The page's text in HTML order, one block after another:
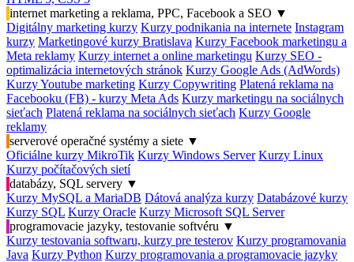
internet marketing a reklama, PPC, Facebook a SEO ▼
Digitálny marketing kurzy Kurzy podnikania na internete Instagram
kurzy Marketingové kurzy Bratislava Kurzy Facebook marketingu a
Meta reklamy Kurzy internet a online marketingu Kurzy SEO -
optimalizácia internetových stránok Kurzy Google Ads (AdWords)
Kurzy Youtube marketing Kurzy Copywriting Platená reklama na
Facebooku (FB) - kurzy Meta Ads Kurzy marketingu na sociálnych
sieťach Platená reklama na sociálnych sieťach Kurzy Google
reklamy
serverové operačné systémy a siete ▼
Oficiálne kurzy MikroTik Kurzy Windows Server Kurzy Linux
Kurzy počítačových sietí
databázy, SQL servery ▼
Kurzy MySQL a MariaDB Dátová analýza kurzy Databázové kurzy
Kurzy SQL Kurzy Oracle Kurzy Microsoft SQL Server
programovacie jazyky, testovanie softvéru ▼
Kurzy testovania softwaru, kurzy pre testerov Kurzy programovania
Java Kurzy Python Kurzy programovania a programovacie jazyky